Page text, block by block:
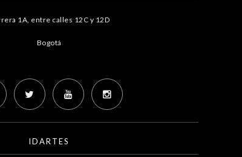
1A, entre calles 12C y 12D
Bogotá
IDARTES